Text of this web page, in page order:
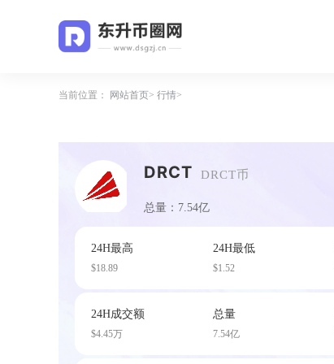
当前位置： 网站首页 行情
DRCT DRCT币
总量：7.54亿
24H最高
$18.89
24H最低
$1.52
24H成交额
$4.45万
总量
7.54亿